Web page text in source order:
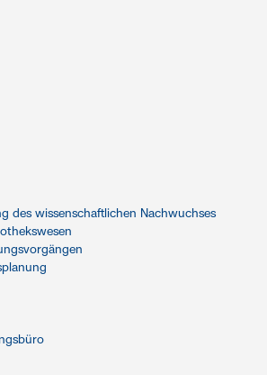
des wissenschaftlichen Nachwuchses